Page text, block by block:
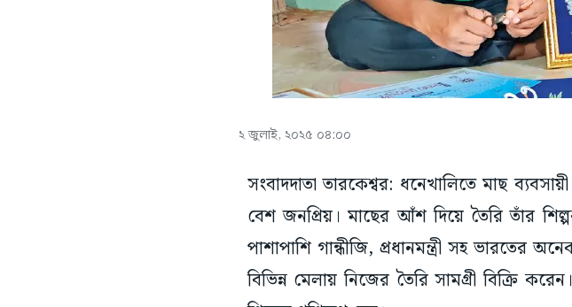
২ জুলাই, ২০২৫ ০৪:০০
সংবাদদাতা তারকেশ্বর: ধনেখালিতে মাছ
বেশ জনপ্রিয়। মাছের আঁশ দিয়ে তৈরি তাঁর
পাশাপাশি গান্ধীজি, প্রধানমন্ত্রী সহ ভারতের
বিভিন্ন মেলায় নিজের তৈরি সামগ্রী বিক্রি